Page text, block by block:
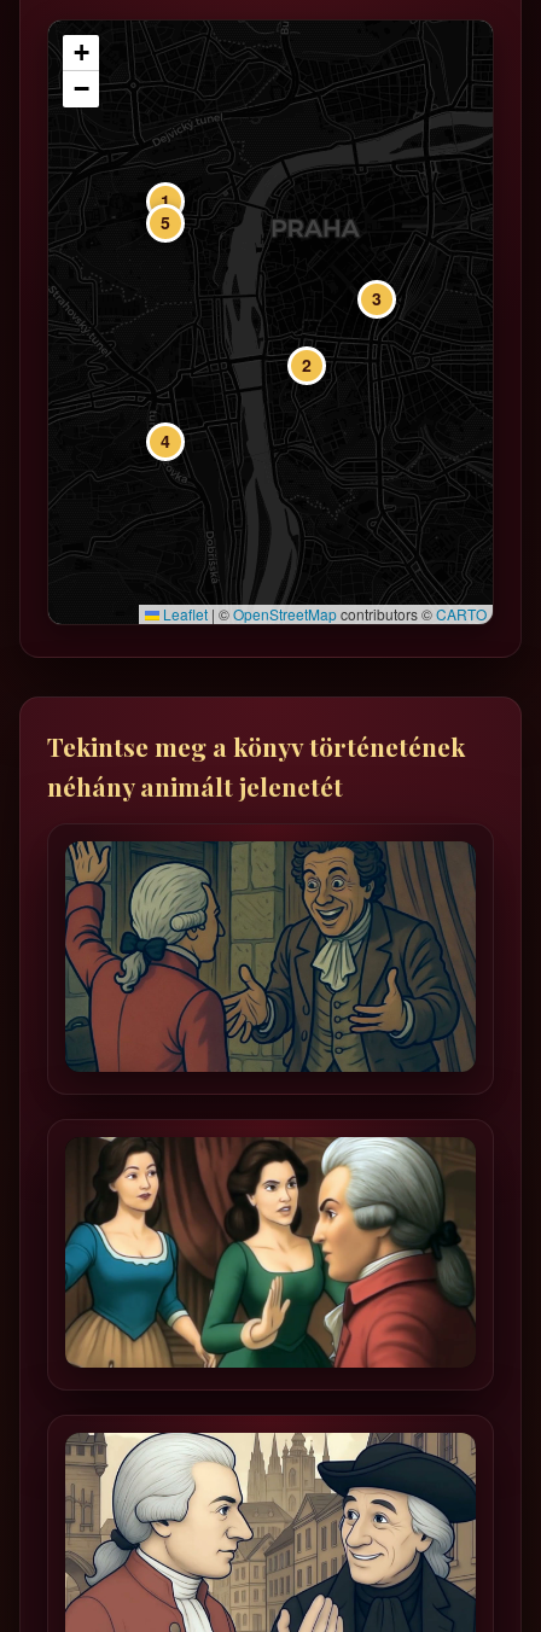
1
2
3
4
5
+
−
Leaflet | ©OpenStreetMapcontributors ©CARTO
Tekintse meg a könyv történetének
néhány animált jelenetét